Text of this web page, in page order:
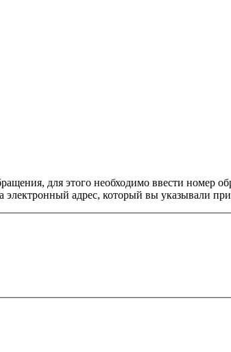
для этого необходимо ввести номер
адрес, который вы указывали